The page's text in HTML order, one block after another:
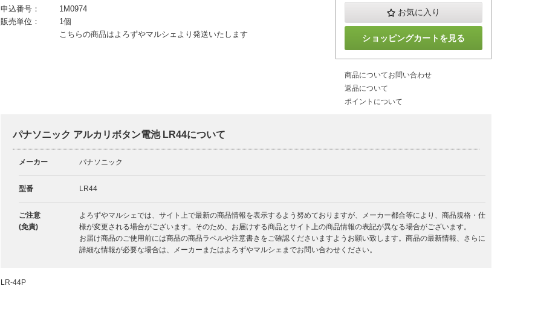
申込番号：
1M0974
販売単位：
1個
こちらの商品はよろずやマルシェより発送いたします
お気に入り
ショッピングカートを見る
商品についてお問い合わせ
返品について
ポイントについて
パナソニック アルカリボタン電池 LR44について
メーカー パナソニック
型番 LR44
ご注意
(免責)
よろずやマルシェでは、サイト上で最新の商品情報を表示するよう努めておりますが、メーカー都合等により、商品規格・仕
様が変更される場合がございます。そのため、お届けする商品とサイト上の商品情報の表記が異なる場合がございます。
お届け商品のご使用前には商品の商品ラベルや注意書きをご確認くださいますようお願い致します。商品の最新情報、さらに
詳細な情報が必要な場合は、メーカーまたはよろずやマルシェまでお問い合わせください。
LR-44P